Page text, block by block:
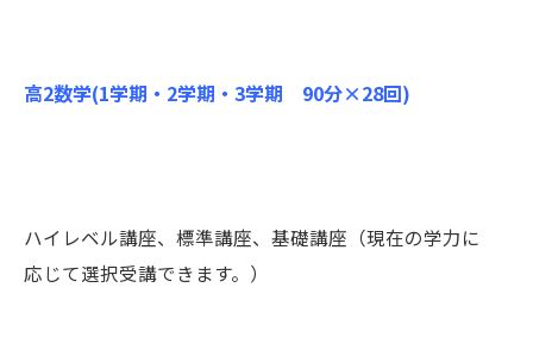
高2数学(1学期・2学期・3学期 90分×28回)
ハイレベル講座、標準講座、基礎講座（現在の学力に
応じて選択受講できます。）